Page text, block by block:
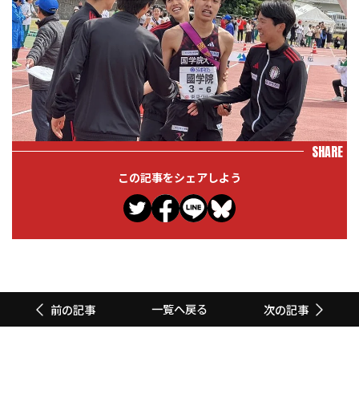
SHARE
この記事をシェアしよう
前の記事 一覧へ戻る 次の記事